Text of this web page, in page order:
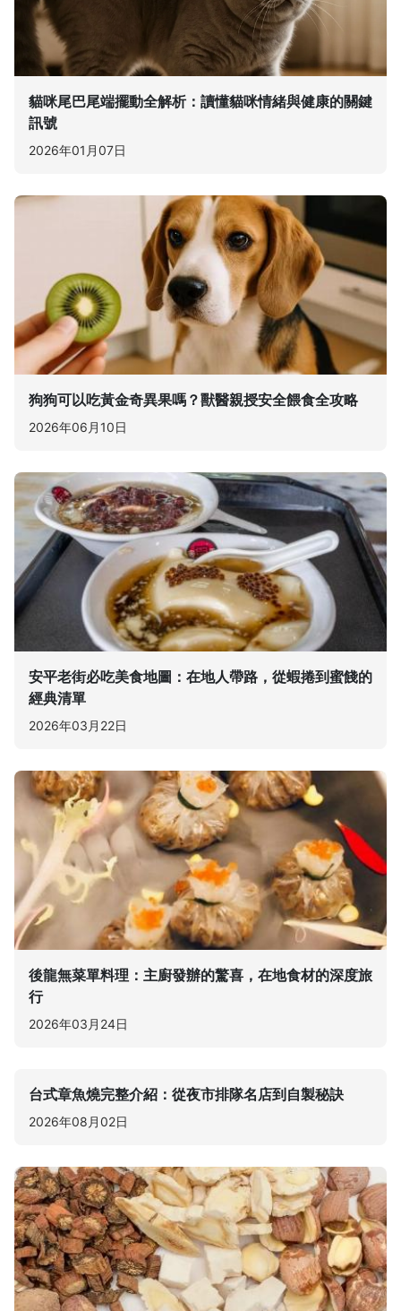
貓咪尾巴尾端擺動全解析：讀懂貓咪情緒與健康的關鍵
訊號
2026年01月07日
狗狗可以吃黃金奇異果嗎？獸醫親授安全餵食全攻略
2026年06月10日
安平老街必吃美食地圖：在地人帶路，從蝦捲到蜜餞的
經典清單
2026年03月22日
後龍無菜單料理：主廚發辦的驚喜，在地食材的深度旅
行
2026年03月24日
台式章魚燒完整介紹：從夜市排隊名店到自製秘訣
2026年08月02日